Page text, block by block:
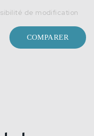
de modification
COMPARER